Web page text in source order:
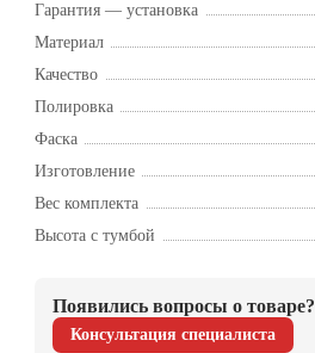
Гарантия — установка
Материал
Качество
Полировка
Фаска
Изготовление
Вес комплекта
Высота с тумбой
Появились вопросы о товаре?
Консультация специалиста